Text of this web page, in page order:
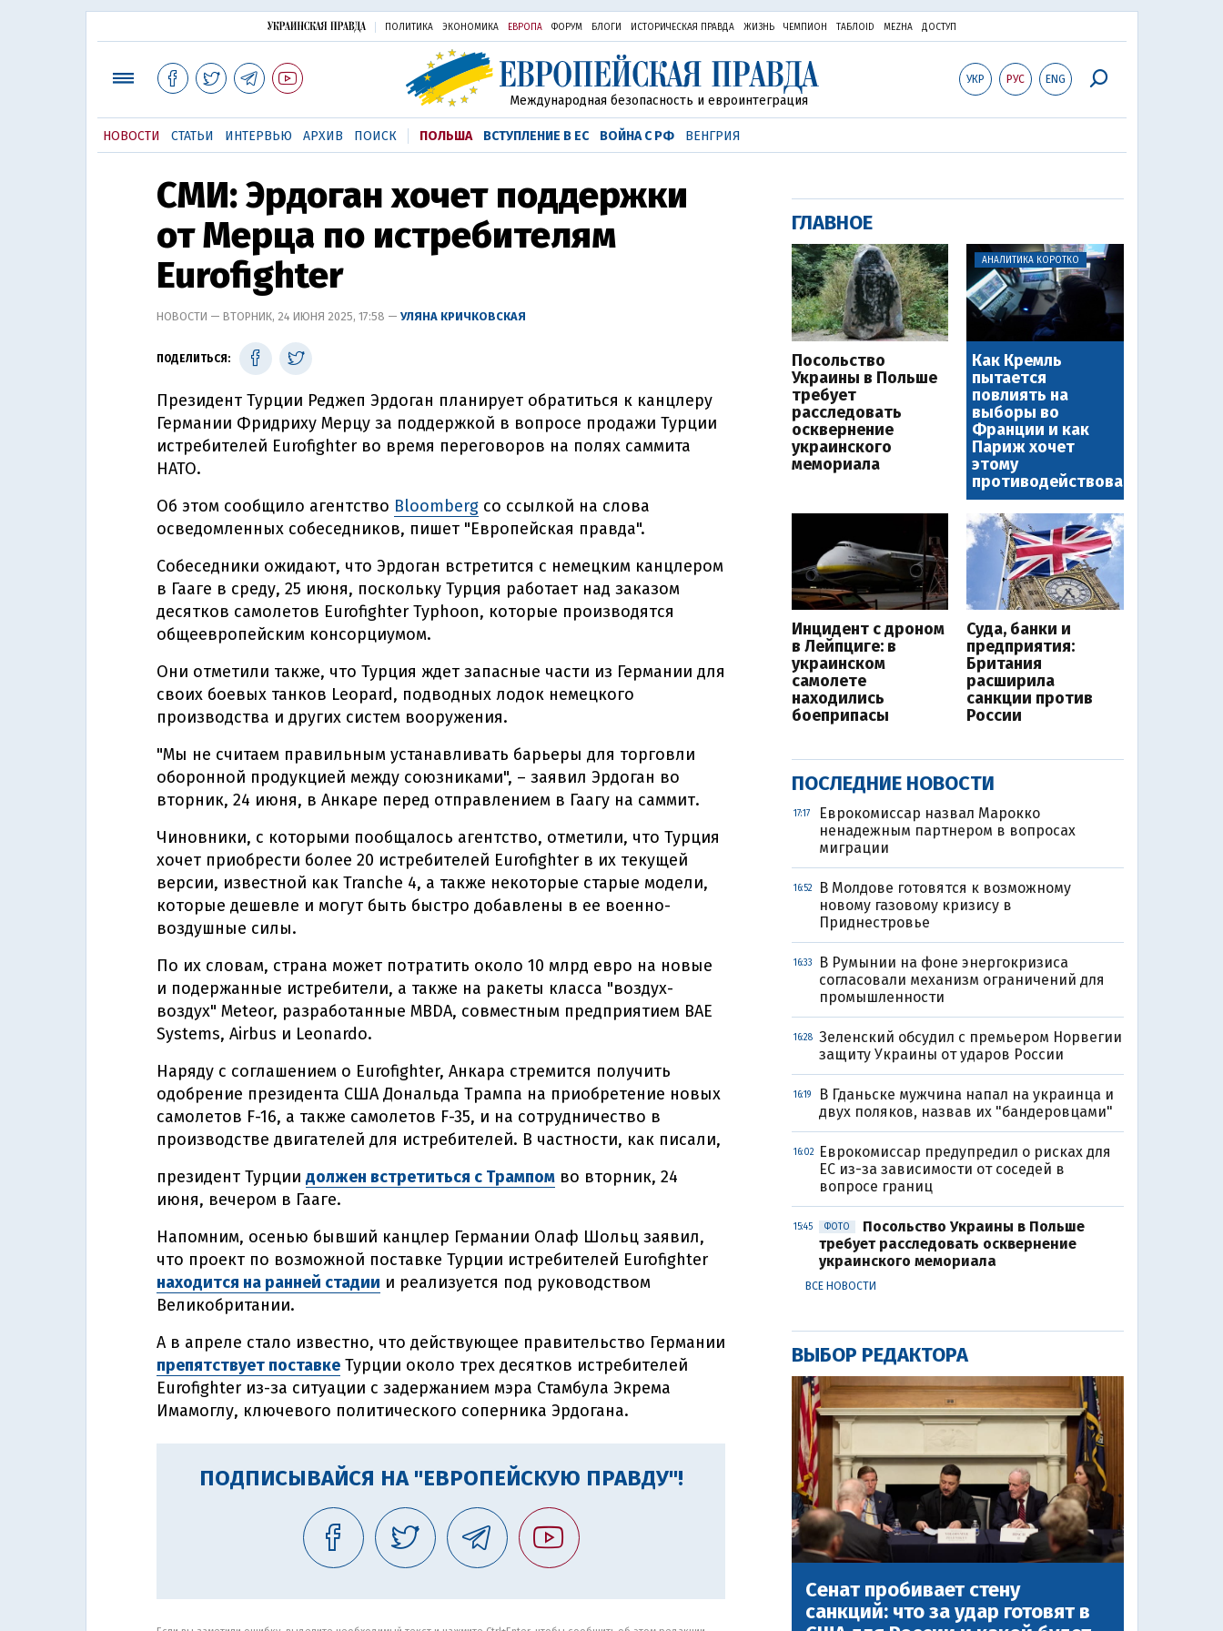
ПОЛИТИКА ЭКОНОМИКА ЕВРОПА ФОРУМ БЛОГИ ИСТОРИЧЕСКАЯ ПРАВДА ЖИЗНЬ ЧЕМПИОН ТАБЛОID MEZHA ДОСТУП
УКР РУС ENG
Международная безопасность и евроинтеграция
НОВОСТИ СТАТЬИ ИНТЕРВЬЮ АРХИВ ПОИСК ПОЛЬША ВСТУПЛЕНИЕ В ЕС ВОЙНА С РФ ВЕНГРИЯ
СМИ: Эрдоган хочет поддержки
от Мерца по истребителям
Eurofighter
НОВОСТИ — ВТОРНИК, 24 ИЮНЯ 2025, 17:58 — УЛЯНА КРИЧКОВСКАЯ
ПОДЕЛИТЬСЯ:
Президент Турции Реджеп Эрдоган планирует обратиться к канцлеру
Германии Фридриху Мерцу за поддержкой в вопросе продажи Турции
истребителей Eurofighter во время переговоров на полях саммита
НАТО.
Об этом сообщило агентство Bloomberg со ссылкой на слова
осведомленных собеседников, пишет "Европейская правда".
Собеседники ожидают, что Эрдоган встретится с немецким канцлером
в Гааге в среду, 25 июня, поскольку Турция работает над заказом
десятков самолетов Eurofighter Typhoon, которые производятся
общеевропейским консорциумом.
Они отметили также, что Турция ждет запасные части из Германии для
своих боевых танков Leopard, подводных лодок немецкого
производства и других систем вооружения.
"Мы не считаем правильным устанавливать барьеры для торговли
оборонной продукцией между союзниками", – заявил Эрдоган во
вторник, 24 июня, в Анкаре перед отправлением в Гаагу на саммит.
Чиновники, с которыми пообщалось агентство, отметили, что Турция
хочет приобрести более 20 истребителей Eurofighter в их текущей
версии, известной как Tranche 4, а также некоторые старые модели,
которые дешевле и могут быть быстро добавлены в ее военно-
воздушные силы.
По их словам, страна может потратить около 10 млрд евро на новые
и подержанные истребители, а также на ракеты класса "воздух-
воздух" Meteor, разработанные MBDA, совместным предприятием BAE
Systems, Airbus и Leonardo.
Наряду с соглашением о Eurofighter, Анкара стремится получить
одобрение президента США Дональда Трампа на приобретение новых
самолетов F-16, а также самолетов F-35, и на сотрудничество в
производстве двигателей для истребителей. В частности, как писали,
президент Турции должен встретиться с Трампом во вторник, 24
июня, вечером в Гааге.
Напомним, осенью бывший канцлер Германии Олаф Шольц заявил,
что проект по возможной поставке Турции истребителей Eurofighter
находится на ранней стадии и реализуется под руководством
Великобритании.
А в апреле стало известно, что действующее правительство Германии
препятствует поставке Турции около трех десятков истребителей
Eurofighter из-за ситуации с задержанием мэра Стамбула Экрема
Имамоглу, ключевого политического соперника Эрдогана.
ПОДПИСЫВАЙСЯ НА "ЕВРОПЕЙСКУЮ ПРАВДУ"!
ГЛАВНОЕ
Посольство
Украины в Польше
требует
расследовать
осквернение
украинского
мемориала
АНАЛИТИКА КОРОТКО
Как Кремль
пытается
повлиять на
выборы во
Франции и как
Париж хочет
этому
противодействовать
Инцидент с дроном
в Лейпциге: в
украинском
самолете
находились
боеприпасы
Суда, банки и
предприятия:
Британия
расширила
санкции против
России
ПОСЛЕДНИЕ НОВОСТИ
17:17
Еврокомиссар назвал Марокко
ненадежным партнером в вопросах
миграции
16:52
В Молдове готовятся к возможному
новому газовому кризису в
Приднестровье
16:33
В Румынии на фоне энергокризиса
согласовали механизм ограничений для
промышленности
16:28
Зеленский обсудил с премьером Норвегии
защиту Украины от ударов России
16:19
В Гданьске мужчина напал на украинца и
двух поляков, назвав их "бандеровцами"
16:02
Еврокомиссар предупредил о рисках для
ЕС из-за зависимости от соседей в
вопросе границ
15:45 ФОТО
Посольство Украины в Польше
требует расследовать осквернение
украинского мемориала
ВСЕ НОВОСТИ
ВЫБОР РЕДАКТОРА
Сенат пробивает стену
санкций: что за удар готовят в